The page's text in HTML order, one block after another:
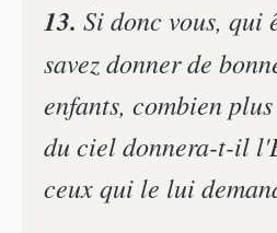
13. Si donc vous, qui
savez donner de
enfants, combien
du ciel donnera-t-il
ceux qui le lui